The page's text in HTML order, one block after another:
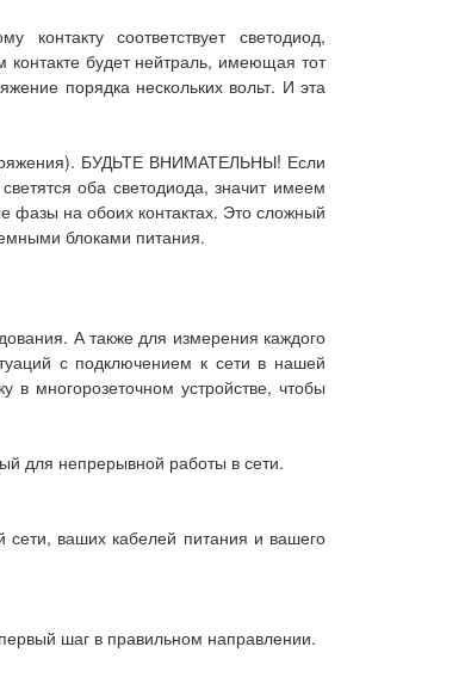
соответствует светодиод,
контакте будет нейтраль, имеющая тот
порядка нескольких вольт. И эта
БУДЬТЕ ВНИМАТЕЛЬНЫ! Если
оба светодиода, значит имеем
фазы на обоих контактах. Это сложный
блоками питания.
А также для измерения каждого
с подключением к сети в нашей
в многорозеточном устройстве, чтобы
для непрерывной работы в сети.
сети, ваших кабелей питания и вашего
шаг в правильном направлении.